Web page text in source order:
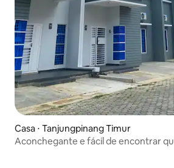
Casa ⋅ Tanjungpinang Timur
Aconchegante e fácil de encontrar